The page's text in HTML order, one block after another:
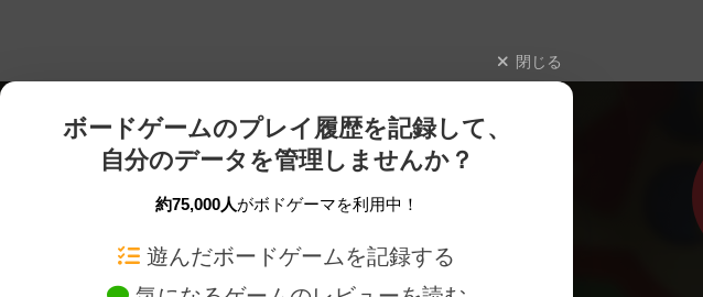
閉じる
ボードゲームのプレイ履歴を記録して、
自分のデータを管理しませんか？
約75,000人がボドゲーマを利用中！
遊んだボードゲームを記録する